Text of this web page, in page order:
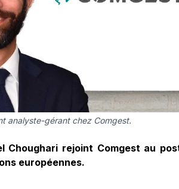
analyste-gérant chez Comgest.
Choughari rejoint Comgest au
européennes.